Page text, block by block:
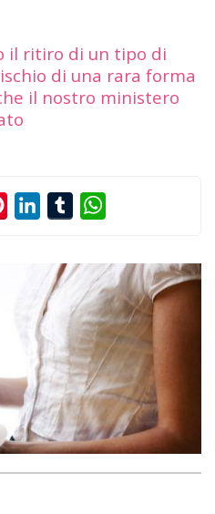
il ritiro di un tipo di
di una rara forma
il nostro ministero
PinterestLinkedInTumblr